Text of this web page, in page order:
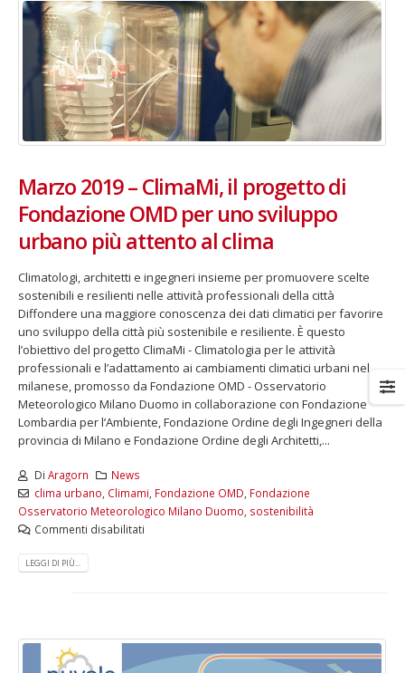
Marzo 2019 – ClimaMi, il progetto di
Fondazione OMD per uno sviluppo
urbano più attento al clima
Climatologi, architetti e ingegneri insieme per promuovere scelte
sostenibili e resilienti nelle attività professionali della città
Diffondere una maggiore conoscenza dei dati climatici per favorire
uno sviluppo della città più sostenibile e resiliente. È questo
l’obiettivo del progetto ClimaMi - Climatologia per le attività
professionali e l’adattamento ai cambiamenti climatici urbani nel
milanese, promosso da Fondazione OMD - Osservatorio
Meteorologico Milano Duomo in collaborazione con Fondazione
Lombardia per l’Ambiente, Fondazione Ordine degli Ingegneri della
provincia di Milano e Fondazione Ordine degli Architetti,...
Di Aragorn
News
clima urbano, Climami, Fondazione OMD, Fondazione
Osservatorio Meteorologico Milano Duomo, sostenibilità
Commenti disabilitati
LEGGI DI PIÙ...
Fino al 29 marzo 2026 – Anziani
malati e fragili, VIDAS lancia
una campagna per rafforzare
l’assistenza domiciliare
13 dicembre 2024 – In
carnet per le Prove Aperte
della Filarmonica della
Dicembre 14, 2024
5 ottobre 2026 – “Jannacci…
Giugno 15, 2026
18 e 19 dicembre 2026 –
gospel benefico per
Giugno 15, 2026